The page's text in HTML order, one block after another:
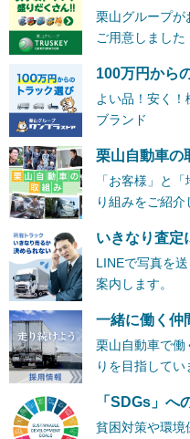
栗山グループが
ご用意しました
100万円から
よい品！安く
ブランド
栗山自動車の
「お客様」と
り組みをご紹介
いきなり査
LINEで写真を
案内します。
一緒に働く仲
栗山自動車で働
りを目指してい
「SDGs」へ
貧困対策や環境